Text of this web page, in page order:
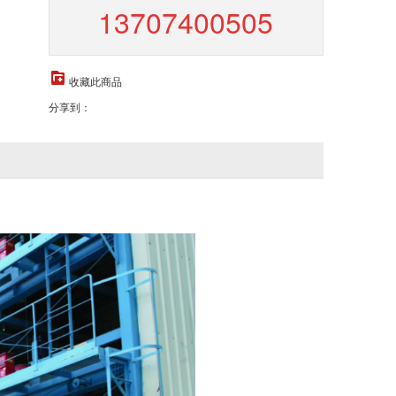
13707400505
收藏此商品
分享到：